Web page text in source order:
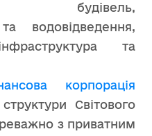
будівель,
водовідведення,
та
корпорація
Світового
з приватним